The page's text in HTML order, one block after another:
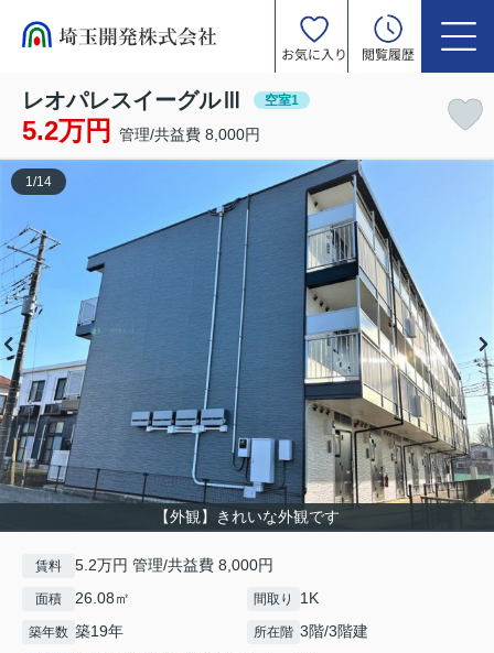
お気に入り 閲覧履歴
レオパレスイーグルⅢ 空室1
5.2万円 管理/共益費 8,000円
【外観】きれいな外観です
1 /14
賃料 5.2万円 管理/共益費 8,000円
面積 26.08㎡ 間取り 1K
築年数 築19年 所在階 3階/3階建